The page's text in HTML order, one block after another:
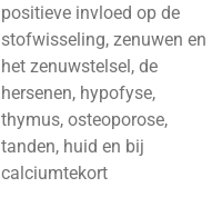
positieve invloed op de
stofwisseling, zenuwen en
het zenuwstelsel, de
hersenen, hypofyse,
thymus, osteoporose,
tanden, huid en bij
calciumtekort